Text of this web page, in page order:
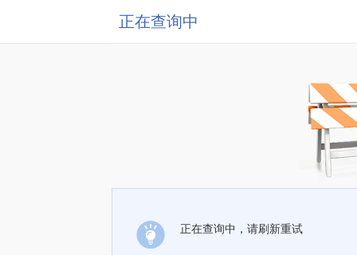
正在查询中
正在查询中，请刷新重试